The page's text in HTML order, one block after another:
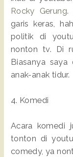
Rocky Gerung.
garis keras,
politik di
nonton tv. Di
Biasanya
anak-anak tidur.
4. Komedi
Acara komedi
tonton di
comedy, ya